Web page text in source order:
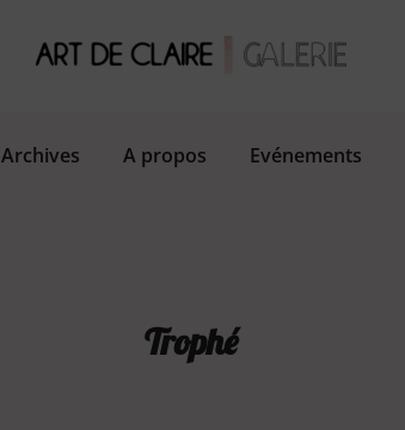
Archives A propos Evénements
Trophé